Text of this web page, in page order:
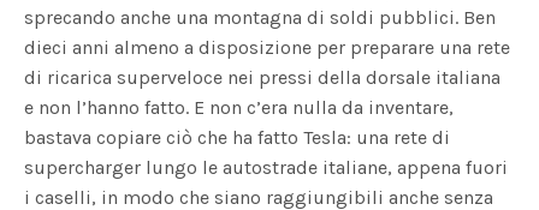
sprecando anche una montagna di soldi pubblici. Ben
dieci anni almeno a disposizione per preparare una rete
di ricarica superveloce nei pressi della dorsale italiana
e non l’hanno fatto. E non c’era nulla da inventare,
bastava copiare ciò che ha fatto Tesla: una rete di
supercharger lungo le autostrade italiane, appena fuori
i caselli, in modo che siano raggiungibili anche senza